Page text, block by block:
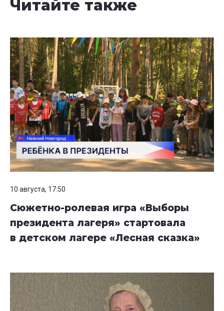
Читайте также
10 августа, 17:50
Сюжетно-ролевая игра «Выборы
президента лагеря» стартовала
в детском лагере «Лесная сказка»